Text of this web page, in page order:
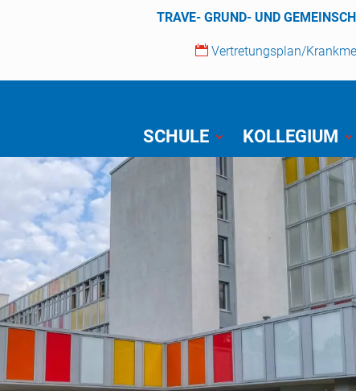
TRAVE- GRUND- UND
Vertretungsplan/
SCHULE KOLLEGIUM